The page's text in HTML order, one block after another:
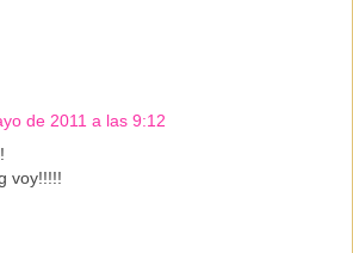
de 2011 a las 9:12
voy!!!!!